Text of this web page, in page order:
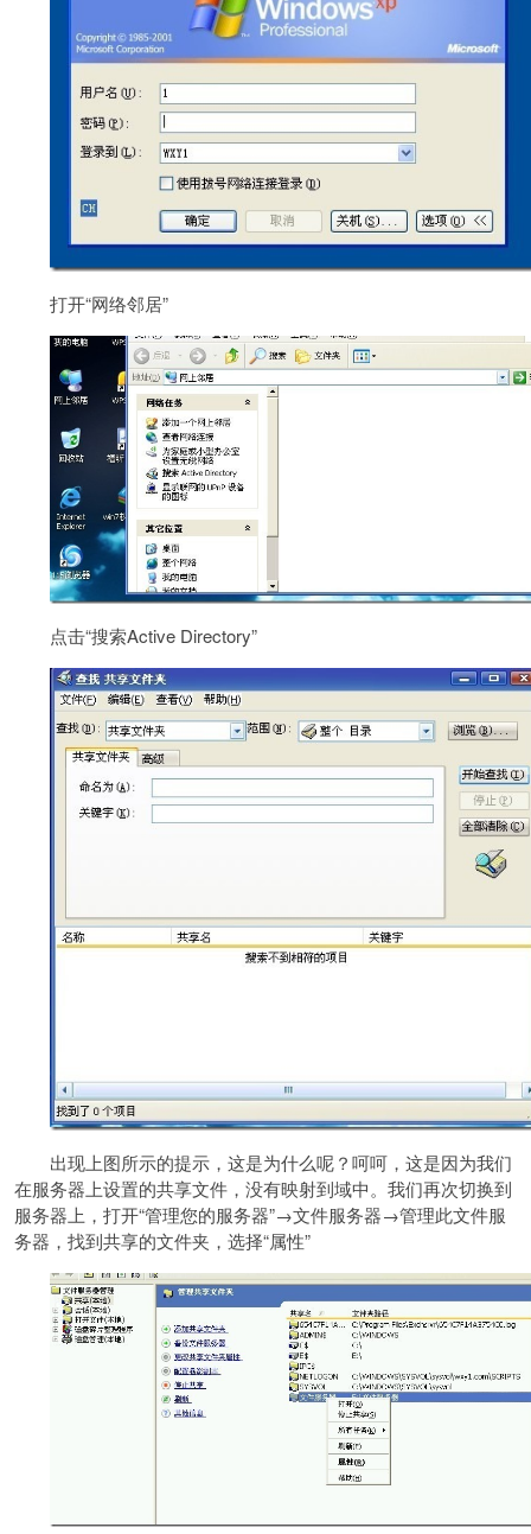
打开“网络邻居”
点击“搜索Active Directory”
出现上图所示的提示，这是为什么呢？呵呵，这是因为我们
在服务器上设置的共享文件，没有映射到域中。我们再次切换到
服务器上，打开“管理您的服务器”→文件服务器→管理此文件服
务器，找到共享的文件夹，选择“属性”